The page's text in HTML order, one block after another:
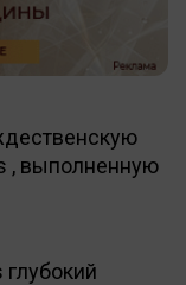
, выполненную